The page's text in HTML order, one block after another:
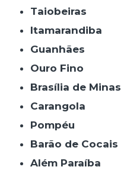
Taiobeiras
Itamarandiba
Guanhães
Ouro Fino
Brasília de Minas
Carangola
Pompéu
Barão de Cocais
Além Paraíba